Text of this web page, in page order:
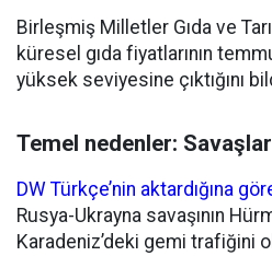
Birleşmiş Milletler Gıda ve
küresel gıda fiyatlarının
yüksek seviyesine çıktığını
Temel nedenler:
DW Türkçe’nin aktardığına
Rusya-Ukrayna savaşının
Karadeniz’deki gemi trafiğini